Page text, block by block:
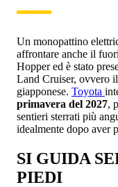
Un monopattino
affrontare anche il
Hopper ed è stato
Land Cruiser, ovvero
giapponese. Toyota
primavera del 2027,
sentieri sterrati più
idealmente dopo aver
SI GUIDA
PIEDI